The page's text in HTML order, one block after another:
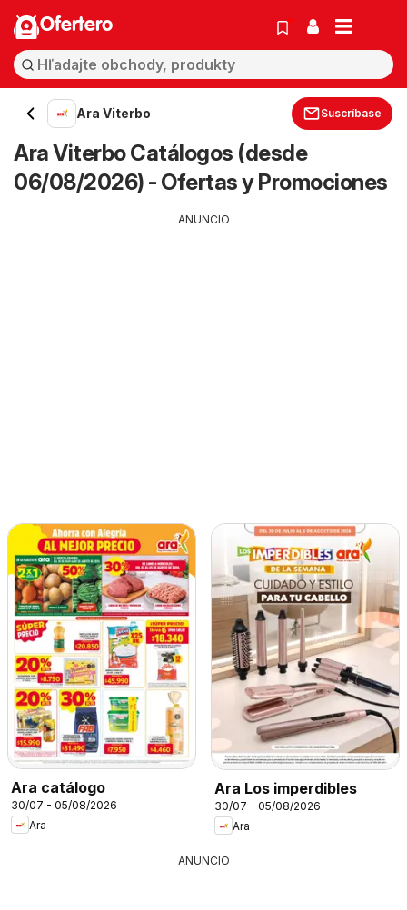
Ofertero
Ara Viterbo Suscríbase
Ara Viterbo Catálogos (desde
06/08/2026) - Ofertas y Promociones
ANUNCIO
Ara catálogo
30/07 - 05/08/2026
Ara
Ara Los imperdibles
30/07 - 05/08/2026
Ara
ANUNCIO